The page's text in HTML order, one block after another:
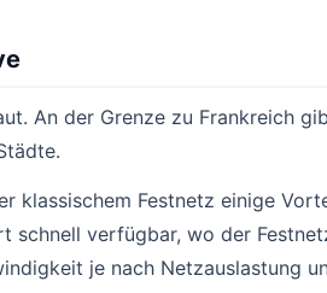
An der Grenze zu Frankreich
klassischem Festnetz einige
schnell verfügbar, wo der
je nach Netzauslastung